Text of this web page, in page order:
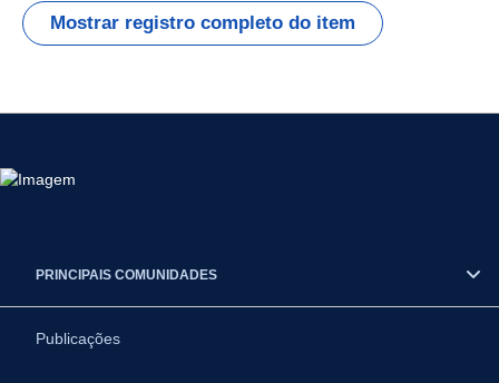
Mostrar registro completo do item
PRINCIPAIS COMUNIDADES
Publicações